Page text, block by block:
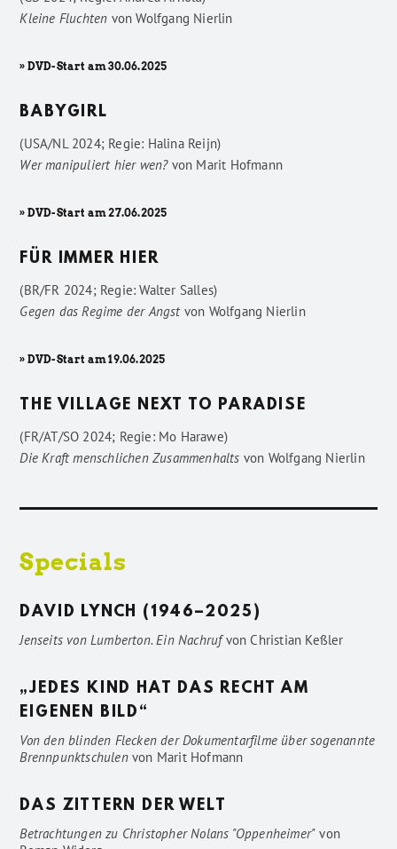
Kleine Fluchten vonWolfgang Nierlin
» DVD-Start am 30.06.2025
BABYGIRL
(USA/NL 2024; Regie: Halina Reijn)
Wer manipuliert hier wen?von Marit Hofmann
» DVD-Start am 27.06.2025
FÜR IMMER HIER
(BR/FR 2024; Regie: Walter Salles)
Gegen das Regime der Angstvon Wolfgang Nierlin
» DVD-Start am 19.06.2025
THE VILLAGE NEXT TO PARADISE
(FR/AT/SO 2024; Regie: Mo Harawe)
Die Kraft menschlichen Zusammenhalts von Wolfgang Nierlin
Specials
DAVID LYNCH (1946–2025)
Jenseits von Lumberton. Ein NachrufvonChristian Keßler
„JEDES KIND HAT DAS RECHT AM
EIGENEN BILD“
Von den blinden Flecken der Dokumentarfilme über sogenannte
Brennpunktschulenvon Marit Hofmann
DAS ZITTERN DER WELT
Betrachtungen zu Christopher Nolans "Oppenheimer" von